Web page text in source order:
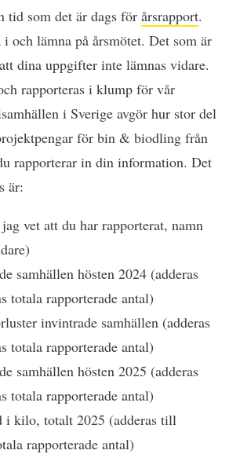
tid som det är dags för årsrapport.
och lämna på årsmötet. Det som är
dina uppgifter inte lämnas vidare.
rapporteras i klump för vår
i Sverige avgör hur stor del
för bin & biodling från
rapporterar in din information. Det
är:
vet att du har rapporterat, namn
samhällen hösten 2024 (adderas
totala rapporterade antal)
invintrade samhällen (adderas
totala rapporterade antal)
samhällen hösten 2025 (adderas
totala rapporterade antal)
i kilo, totalt 2025 (adderas till
rapporterade antal)